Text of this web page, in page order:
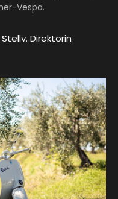
Vespa.
Direktorin